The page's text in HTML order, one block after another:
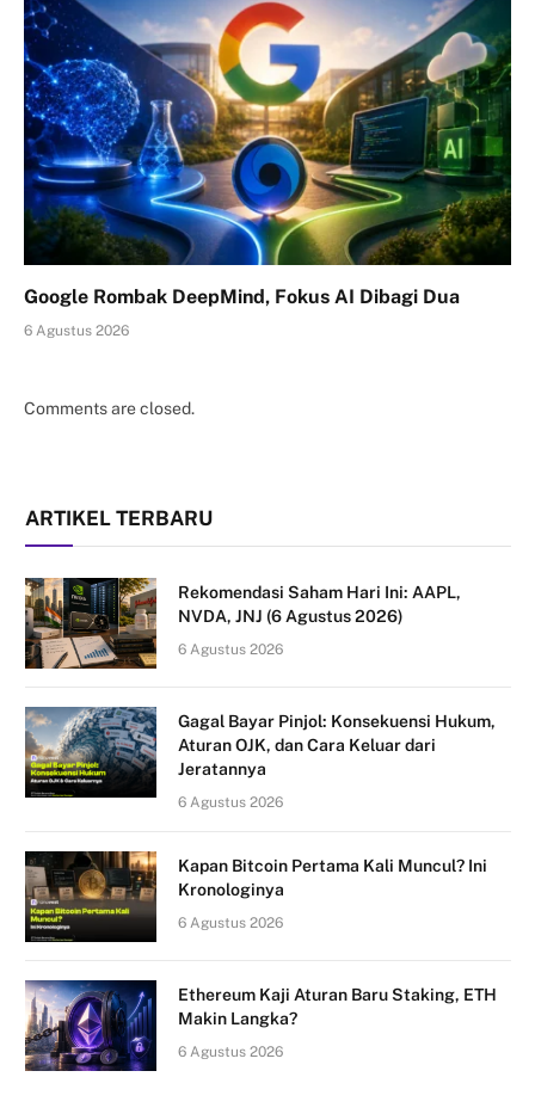
Google Rombak DeepMind, Fokus AI Dibagi Dua
6 Agustus 2026
Comments are closed.
ARTIKEL TERBARU
Rekomendasi Saham Hari Ini: AAPL,
NVDA, JNJ (6 Agustus 2026)
6 Agustus 2026
Gagal Bayar Pinjol: Konsekuensi Hukum,
Aturan OJK, dan Cara Keluar dari
Jeratannya
6 Agustus 2026
Kapan Bitcoin Pertama Kali Muncul? Ini
Kronologinya
6 Agustus 2026
Ethereum Kaji Aturan Baru Staking, ETH
Makin Langka?
6 Agustus 2026